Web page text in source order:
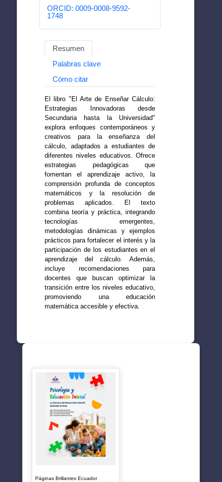
ORCID: 0009-0008-9592-
1748
Resumen
Palabras clave
Cómo citar
El libro "El Arte de Enseñar Cálculo:
Estrategias Innovadoras desde
Secundaria hasta la Universidad"
explora enfoques contemporáneos y
creativos para la enseñanza del
cálculo, adaptados a estudiantes de
diferentes niveles educativos. Ofrece
estrategias pedagógicas que
fomentan el aprendizaje activo, la
comprensión profunda de conceptos
matemáticos y la resolución de
problemas aplicados. El texto
combina teoría y práctica, integrando
tecnologías emergentes,
metodologías dinámicas y ejemplos
prácticos para fortalecer el interés y la
participación de los estudiantes en el
aprendizaje del cálculo. Además,
incluye recomendaciones para
docentes que buscan optimizar la
transición entre los niveles educativo,
promoviendo una educación
matemática accesible y efectiva.
Páginas Brillantes Ecuador